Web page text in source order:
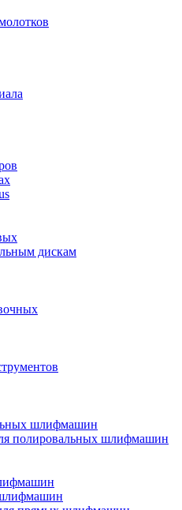
дискам
шлифмашин
полировальных шлифмашин